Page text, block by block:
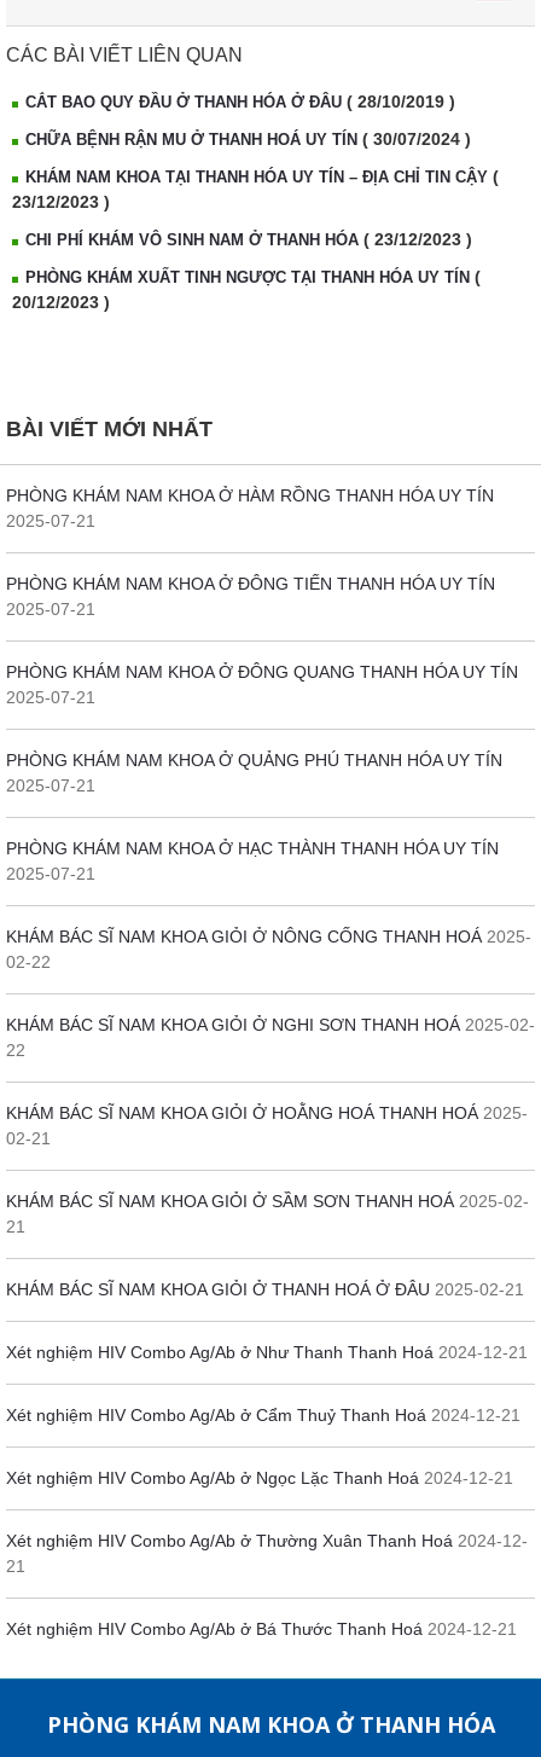
CÁC BÀI VIẾT LIÊN QUAN
CẮT BAO QUY ĐẦU Ở THANH HÓA Ở ĐÂU ( 28/10/2019 )
CHỮA BỆNH RẬN MU Ở THANH HOÁ UY TÍN ( 30/07/2024 )
KHÁM NAM KHOA TẠI THANH HÓA UY TÍN – ĐỊA CHỈ TIN CẬY (
23/12/2023 )
CHI PHÍ KHÁM VÔ SINH NAM Ở THANH HÓA ( 23/12/2023 )
PHÒNG KHÁM XUẤT TINH NGƯỢC TẠI THANH HÓA UY TÍN (
20/12/2023 )
BÀI VIẾT MỚI NHẤT
PHÒNG KHÁM NAM KHOA Ở HÀM RỒNG THANH HÓA UY TÍN
2025-07-21
PHÒNG KHÁM NAM KHOA Ở ĐÔNG TIẾN THANH HÓA UY TÍN
2025-07-21
PHÒNG KHÁM NAM KHOA Ở ĐÔNG QUANG THANH HÓA UY TÍN
2025-07-21
PHÒNG KHÁM NAM KHOA Ở QUẢNG PHÚ THANH HÓA UY TÍN
2025-07-21
PHÒNG KHÁM NAM KHOA Ở HẠC THÀNH THANH HÓA UY TÍN
2025-07-21
KHÁM BÁC SĨ NAM KHOA GIỎI Ở NÔNG CỐNG THANH HOÁ 2025-
02-22
KHÁM BÁC SĨ NAM KHOA GIỎI Ở NGHI SƠN THANH HOÁ 2025-02-
22
KHÁM BÁC SĨ NAM KHOA GIỎI Ở HOẰNG HOÁ THANH HOÁ 2025-
02-21
KHÁM BÁC SĨ NAM KHOA GIỎI Ở SẦM SƠN THANH HOÁ 2025-02-
21
KHÁM BÁC SĨ NAM KHOA GIỎI Ở THANH HOÁ Ở ĐÂU 2025-02-21
Xét nghiệm HIV Combo Ag/Ab ở Như Thanh Thanh Hoá 2024-12-21
Xét nghiệm HIV Combo Ag/Ab ở Cẩm Thuỷ Thanh Hoá 2024-12-21
Xét nghiệm HIV Combo Ag/Ab ở Ngọc Lặc Thanh Hoá 2024-12-21
Xét nghiệm HIV Combo Ag/Ab ở Thường Xuân Thanh Hoá 2024-12-
21
Xét nghiệm HIV Combo Ag/Ab ở Bá Thước Thanh Hoá 2024-12-21
PHÒNG KHÁM NAM KHOA Ở THANH HÓA